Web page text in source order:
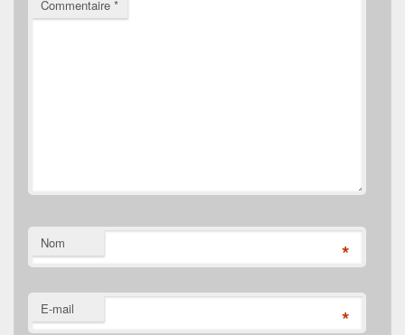
Commentaire *
Nom *
E-mail *